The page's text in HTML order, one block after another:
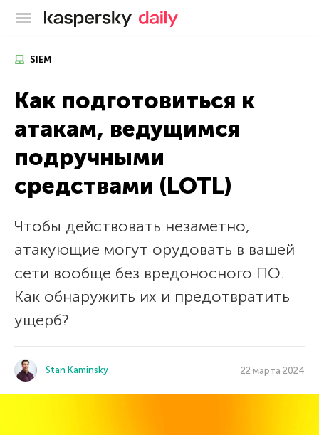
Блог Касперского
SIEM
Как подготовиться к
атакам, ведущимся
подручными
средствами (LOTL)
Чтобы действовать незаметно,
атакующие могут орудовать в вашей
сети вообще без вредоносного ПО.
Как обнаружить их и предотвратить
ущерб?
Stan Kaminsky 22 марта 2024